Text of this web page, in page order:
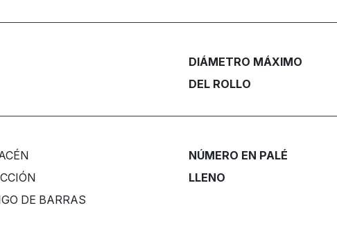
DIÁMETRO MÁXIMO
DEL ROLLO
DE BARRAS
NÚMERO EN PALÉ
LLENO